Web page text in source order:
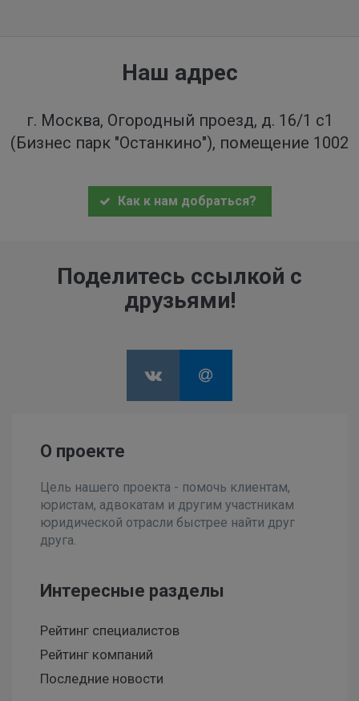
Наш адрес
г. Москва, Огородный проезд, д. 16/1 с1
(Бизнес парк "Останкино"), помещение 1002
Как к нам добраться?
Поделитесь ссылкой с
друзьями!
О проекте
Цель нашего проекта - помочь клиентам,
юристам, адвокатам и другим участникам
юридической отрасли быстрее найти друг
друга.
Интересные разделы
Рейтинг специалистов
Рейтинг компаний
Последние новости